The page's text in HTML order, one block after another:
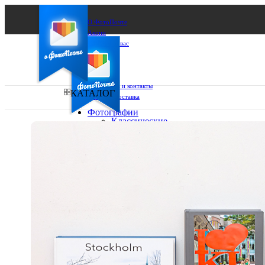
О ФотоПочте
Акции
Сделаем за вас
Бизнесу
FAQ
Франшиза
Поддержка и контакты
Оплата и доставка
КАТАЛОГ
Фотографии
Классические
А4
Фото